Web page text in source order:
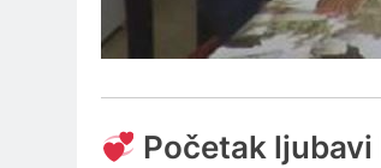
Početak ljubavi